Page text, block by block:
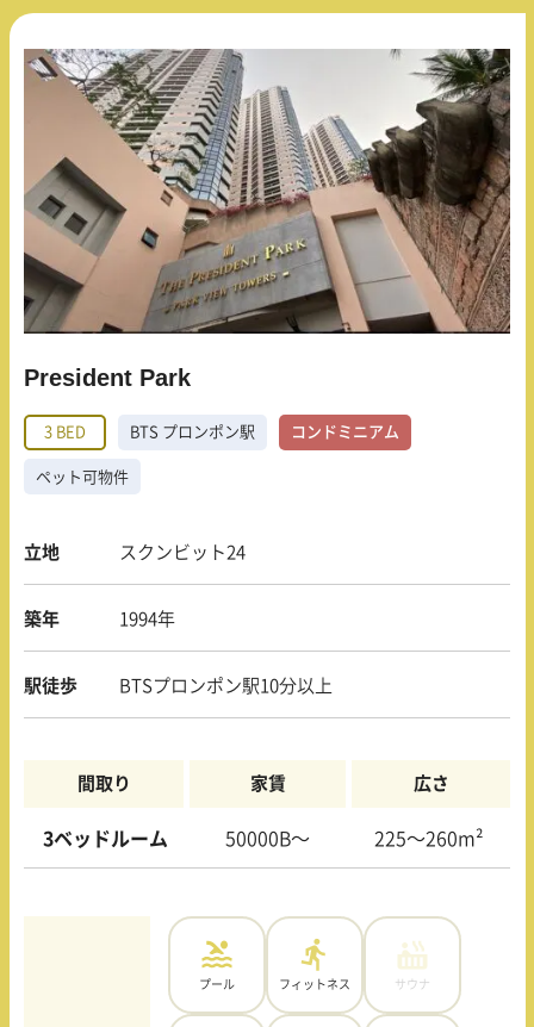
President Park
3 BED BTS プロンポン駅 コンドミニアム
ペット可物件
立地 スクンビット24
築年 1994年
駅徒歩 BTSプロンポン駅10分以上
間取り 家賃 広さ
3ベッドルーム 50000B〜 225〜260m²
プール フィットネス サウナ